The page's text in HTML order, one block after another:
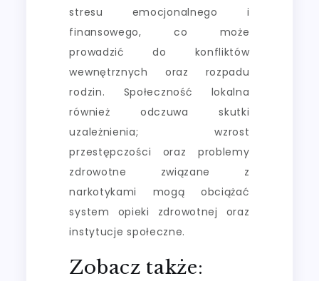
stresu emocjonalnego i
finansowego, co może
prowadzić do konfliktów
wewnętrznych oraz rozpadu
rodzin. Społeczność lokalna
również odczuwa skutki
uzależnienia; wzrost
przestępczości oraz problemy
zdrowotne związane z
narkotykami mogą obciążać
system opieki zdrowotnej oraz
instytucje społeczne.
Zobacz także: